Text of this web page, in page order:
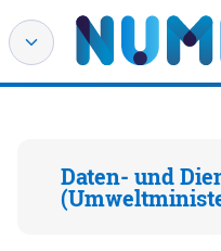
Daten- und